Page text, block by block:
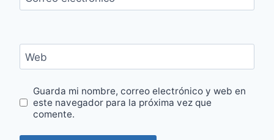
Web
Guarda mi nombre, correo electrónico y web en
este navegador para la próxima vez que
comente.